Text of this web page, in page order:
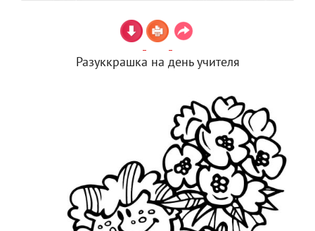
Разуккрашка на день учителя